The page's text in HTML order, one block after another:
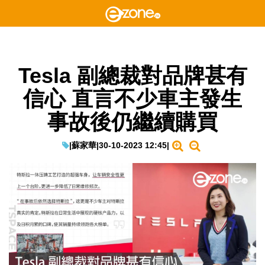
Tesla 副總裁對品牌甚有
信心 直言不少車主發生
事故後仍繼續購買
|蘇家華|30-10-2023 12:45|